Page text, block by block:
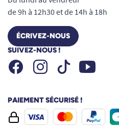
de 9h à 12h30 et de 14h à 18h
ÉCRIVEZ-NOUS
SUIVEZ-NOUS !
FacebookInstagramTiktok Youtube
PAIEMENT SÉCURISÉ !